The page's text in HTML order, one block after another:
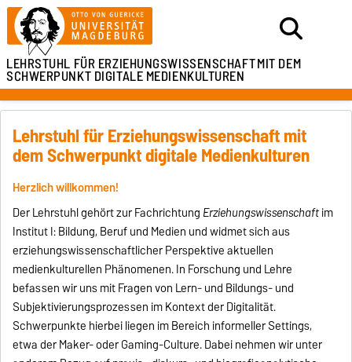
LEHRSTUHL FÜR ERZIEHUNGSWISSENSCHAFTMIT DEM
SCHWERPUNKT DIGITALE MEDIENKULTUREN
Lehrstuhl für Erziehungswissenschaft mit
dem Schwerpunkt digitale Medienkulturen
Herzlich willkommen!
Der Lehrstuhl gehört zur Fachrichtung Erziehungswissenschaftim
Institut I: Bildung, Beruf und Medien und widmet sich aus
erziehungswissenschaftlicher Perspektive aktuellen
medienkulturellen Phänomenen. In Forschung und Lehre
befassen wir uns mit Fragen von Lern- und Bildungs- und
Subjektivierungsprozessen im Kontext der Digitalität.
Schwerpunkte hierbei liegen im Bereich informeller Settings,
etwa der Maker- oder Gaming-Culture. Dabei nehmen wir unter